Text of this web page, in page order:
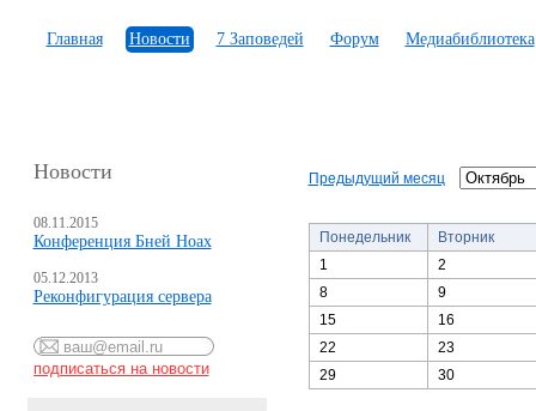
Главная Новости 7 Заповедей Форум Медиабиблиотека
Новости
08.11.2015
Конференция Бней Ноах
05.12.2013
Реконфигурация сервера
Предыдущий месяц
Понедельник
Вторник
1
2
8
9
15
16
22
23
29
30